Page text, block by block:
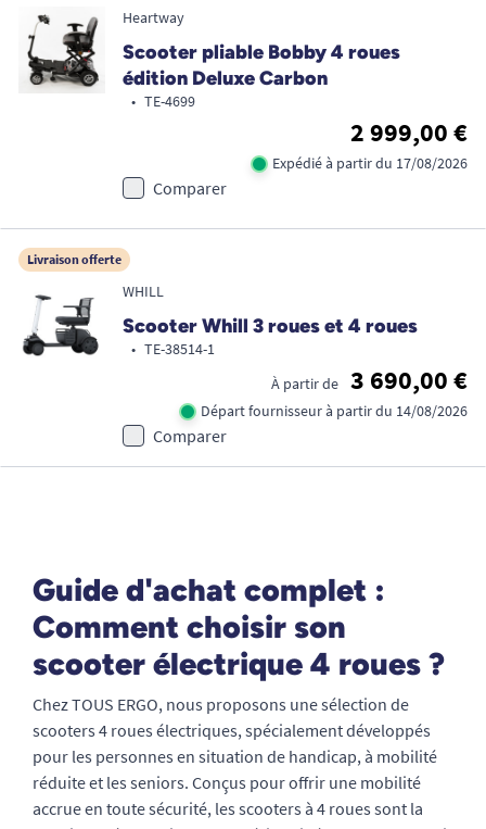
Heartway
Scooter pliable Bobby 4 roues
édition Deluxe Carbon
• TE-4699
2 999,00 €
Expédié à partir du 17/08/2026
Comparer
Livraison offerte
WHILL
Scooter Whill 3 roues et 4 roues
• TE-38514-1
À partir de
3 690,00 €
Départ fournisseur à partir du 14/08/2026
Comparer
Guide d'achat complet :
Comment choisir son
scooter électrique 4 roues ?
Chez TOUS ERGO, nous proposons une sélection de
scooters 4 roues électriques, spécialement développés
pour les personnes en situation de handicap, à mobilité
réduite et les seniors. Conçus pour offrir une mobilité
accrue en toute sécurité, les scooters à 4 roues sont la